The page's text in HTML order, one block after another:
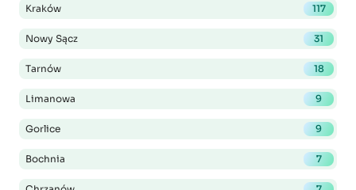
Kraków 117
Nowy Sącz 31
Tarnów 18
Limanowa 9
Gorlice 9
Bochnia 7